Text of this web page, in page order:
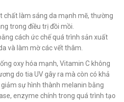
chất làm sáng da mạnh mẽ, thường
trong điều trị đồi mồi.
cách ức chế quá trình sản xuất
và làm mờ các vết thâm.
oxy hóa mạnh, Vitamin C không
do tia UV gây ra mà còn có khả
sự hình thành melanin bằng
enzyme chính trong quá trình tạo